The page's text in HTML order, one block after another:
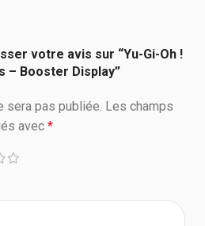
votre avis sur “Yu-Gi-Oh !
– Booster Display”
sera pas publiée. Les champs
avec *